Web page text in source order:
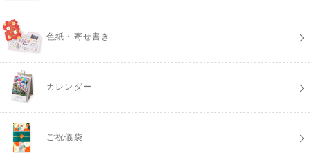
色紙・寄せ書き
カレンダー
ご祝儀袋